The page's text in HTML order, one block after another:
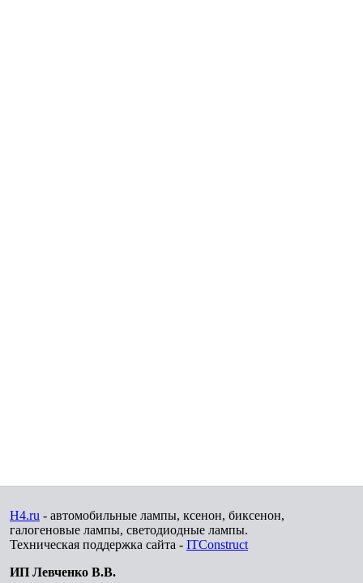
H4.ru - автомобильные лампы, ксенон, биксенон,
галогеновые лампы, светодиодные лампы.
Техническая поддержка сайта - ITConstruct
ИП Левченко В.В.